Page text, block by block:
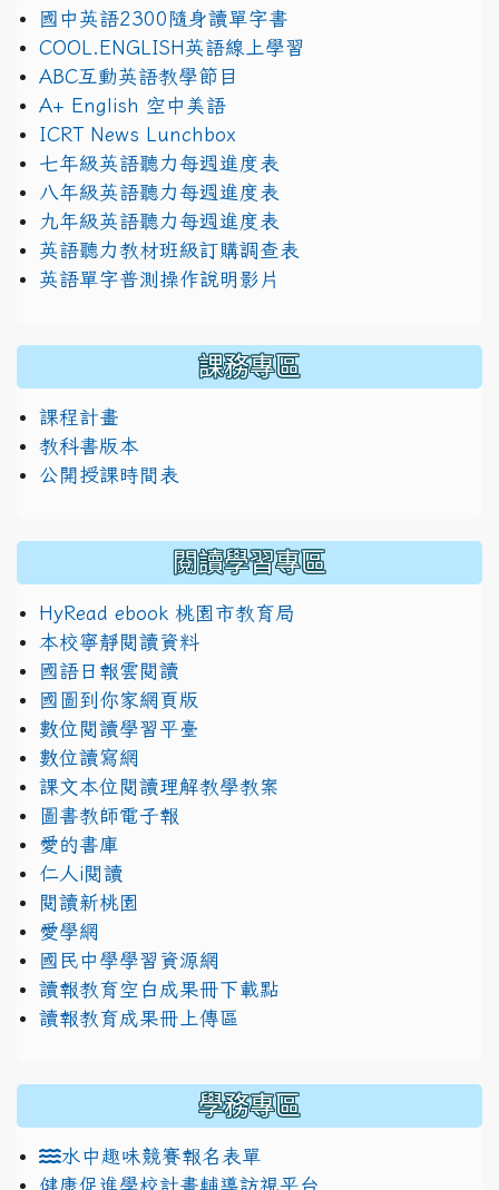
國中英語2300隨身讀單字書
COOL.ENGLISH英語線上學習
ABC互動英語教學節目
A+ English 空中美語
ICRT News Lunchbox
七年級英語聽力每週進度表
八年級英語聽力每週進度表
九年級英語聽力每週進度表
英語聽力教材班級訂購調查表
英語單字普測操作說明影片
課務專區
課程計畫
教科書版本
公開授課時間表
閱讀學習專區
HyRead ebook 桃園市教育局
本校寧靜閱讀資料
國語日報雲閱讀
國圖到你家網頁版
數位閱讀學習平臺
數位讀寫網
課文本位閱讀理解教學教案
圖書教師電子報
愛的書庫
仁人i閱讀
閱讀新桃園
愛學網
國民中學學習資源網
讀報教育空白成果冊下載點
讀報教育成果冊上傳區
學務專區
水中趣味競賽報名表單
健康促進學校計畫輔導訪視平台